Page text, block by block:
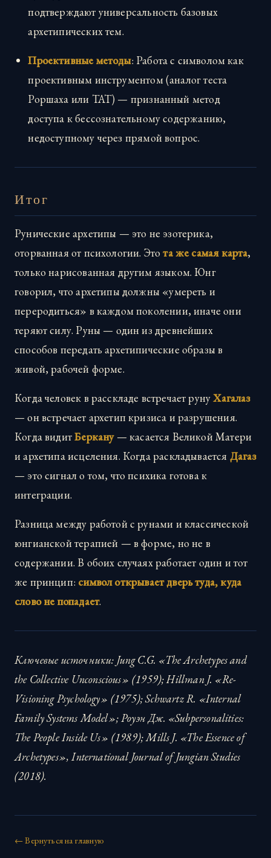
подтверждают универсальность базовых
архетипических тем.
Проективные методы: Работа с символом как
проективным инструментом (аналог теста
Роршаха или ТАТ) — признанный метод
доступа к бессознательному содержанию,
недоступному через прямой вопрос.
Итог
Рунические архетипы — это не эзотерика,
оторванная от психологии. Этота же самая карта,
только нарисованная другим языком. Юнг
говорил, что архетипы должны «умереть и
переродиться» в каждом поколении, иначе они
теряют силу. Руны — один из древнейших
способов передать архетипические образы в
живой, рабочей форме.
Когда человек в расскладе встречает рунуХагалаз
— он встречает архетип кризиса и разрушения.
Когда видитБеркану— касается Великой Матери
и архетипа исцеления. Когда раскладывается Дагаз
— это сигнал о том, что психика готова к
интеграции.
Разница между работой с рунами и классической
юнгианской терапией — в форме, но не в
содержании. В обоих случаях работает один и тот
же принцип: символ открывает дверь туда, куда
слово не попадает.
Ключевые источники: Jung C.G. «The Archetypes and
the Collective Unconscious» (1959); Hillman J. «Re-
Visioning Psychology» (1975); Schwartz R. «Internal
Family Systems Model»; Роуэн Дж. «Subpersonalities:
The People Inside Us» (1989); Mills J. «The Essence of
Archetypes», International Journal of Jungian Studies
(2018).
← Вернуться на главную